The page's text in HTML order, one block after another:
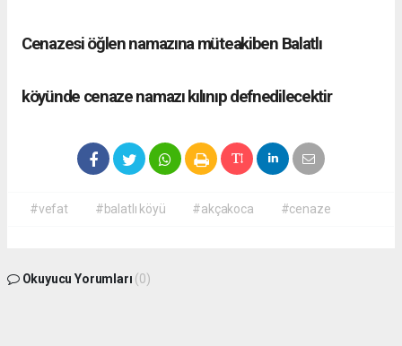
Cenazesi öğlen namazına müteakiben Balatlı
köyünde cenaze namazı kılınıp defnedilecektir
#vefat #balatlı köyü #akçakoca #cenaze
Okuyucu Yorumları (0)